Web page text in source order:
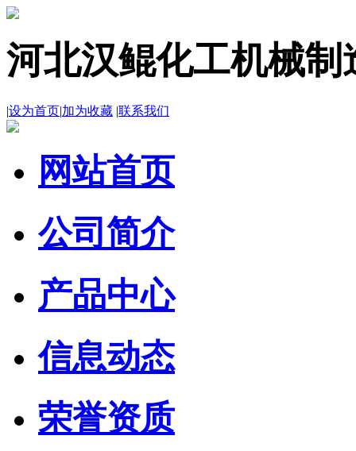
河北汉鲲化工机械制
|设为首页|加为收藏 |联系我们
网站首页
公司简介
产品中心
信息动态
荣誉资质